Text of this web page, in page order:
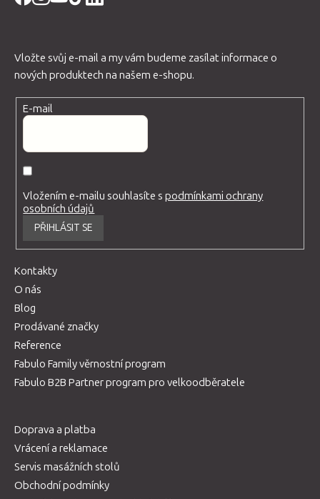
Vložte svůj e-mail a my vám budeme zasílat informace o
nových produktech na našem e-shopu.
E-mail
Vložením e-mailu souhlasíte spodmínkami ochrany
osobních údajů
PŘIHLÁSIT SE
Kontakty
O nás
Blog
Prodávané značky
Reference
Fabulo Family věrnostní program
Fabulo B2B Partner program pro velkoodběratele
Doprava a platba
Vrácení a reklamace
Servis masážních stolů
Obchodní podmínky